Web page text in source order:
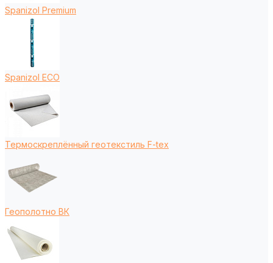
Spanizol Premium
Spanizol ECO
Термоскреплённый геотекстиль F-tex
Геополотно ВК